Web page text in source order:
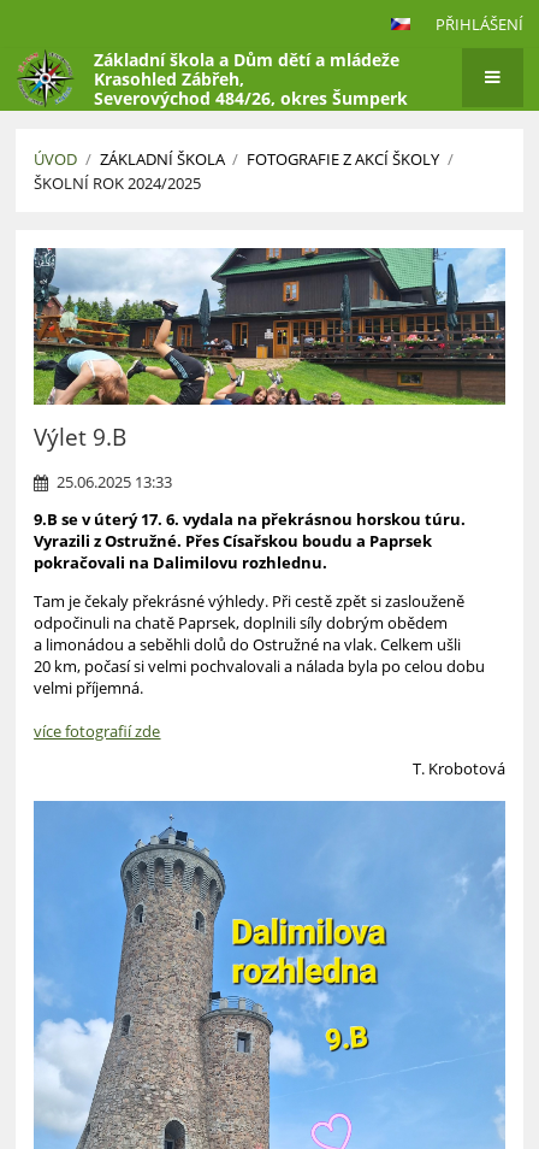
PŘIHLÁŠENÍ
Základní škola a Dům dětí a mládeže
Krasohled Zábřeh,
Severovýchod 484/26, okres Šumperk
ÚVOD / ZÁKLADNÍ ŠKOLA / FOTOGRAFIE Z AKCÍ ŠKOLY /
ŠKOLNÍ ROK 2024/2025
Školní
rok
2024/2025
Výlet 9.B
25.06.2025 13:33
9.B se v úterý 17. 6. vydala na překrásnou horskou túru.
Vyrazili z Ostružné. Přes Císařskou boudu a Paprsek
pokračovali na Dalimilovu rozhlednu.
Tam je čekaly překrásné výhledy. Při cestě zpět si zaslouženě
odpočinuli na chatě Paprsek, doplnili síly dobrým obědem
a limonádou a seběhli dolů do Ostružné na vlak. Celkem ušli
20 km, počasí si velmi pochvalovali a nálada byla po celou dobu
velmi příjemná.
více fotografií zde
T. Krobotová